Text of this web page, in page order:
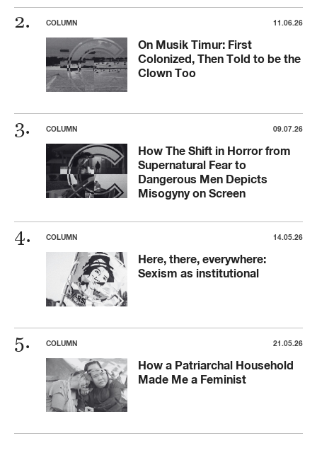
COLUMN 11.06.26
On Musik Timur: First
Colonized, Then Told to be the
Clown Too
COLUMN 09.07.26
How The Shift in Horror from
Supernatural Fear to
Dangerous Men Depicts
Misogyny on Screen
COLUMN 14.05.26
Here, there, everywhere:
Sexism as institutional
COLUMN 21.05.26
How a Patriarchal Household
Made Me a Feminist